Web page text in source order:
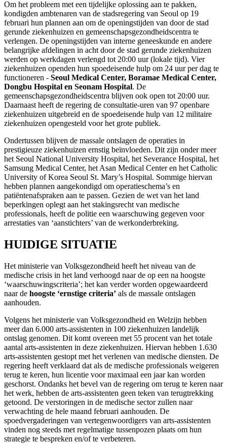
Om het probleem met een tijdelijke oplossing aan te pakken,
kondigden ambtenaren van de stadsregering van Seoul op 19
februari hun plannen aan om de openingstijden van door de stad
gerunde ziekenhuizen en gemeenschapsgezondheidscentra te
verlengen. De openingstijden van interne geneeskunde en andere
belangrijke afdelingen in acht door de stad gerunde ziekenhuizen
werden op werkdagen verlengd tot 20:00 uur (lokale tijd). Vier
ziekenhuizen openden hun spoedeisende hulp om 24 uur per dag te
functioneren - Seoul Medical Center, Boramae Medical Center,
Dongbu Hospital en Seonam Hospital. De
gemeenschapsgezondheidscentra blijven ook open tot 20:00 uur.
Daarnaast heeft de regering de consultatie-uren van 97 openbare
ziekenhuizen uitgebreid en de spoedeisende hulp van 12 militaire
ziekenhuizen opengesteld voor het grote publiek.
Ondertussen blijven de massale ontslagen de operaties in
prestigieuze ziekenhuizen ernstig beïnvloeden. Dit zijn onder meer
het Seoul National University Hospital, het Severance Hospital, het
Samsung Medical Center, het Asan Medical Center en het Catholic
University of Korea Seoul St. Mary’s Hospital. Sommige hiervan
hebben plannen aangekondigd om operatieschema’s en
patiëntenafspraken aan te passen. Gezien de wet van het land
beperkingen oplegt aan het stakingsrecht van medische
professionals, heeft de politie een waarschuwing gegeven voor
arrestaties van ‘aanstichters’ van de werkonderbreking.
HUIDIGE SITUATIE
Het ministerie van Volksgezondheid heeft het niveau van de
medische crisis in het land verhoogd naar de op een na hoogste
‘waarschuwingscriteria’; het kan verder worden opgewaardeerd
naar de hoogste ‘ernstige criteria’ als de massale ontslagen
aanhouden.
Volgens het ministerie van Volksgezondheid en Welzijn hebben
meer dan 6.000 arts-assistenten in 100 ziekenhuizen landelijk
ontslag genomen. Dit komt overeen met 55 procent van het totale
aantal arts-assistenten in deze ziekenhuizen. Hiervan hebben 1.630
arts-assistenten gestopt met het verlenen van medische diensten. De
regering heeft verklaard dat als de medische professionals weigeren
terug te keren, hun licentie voor maximaal een jaar kan worden
geschorst. Ondanks het bevel van de regering om terug te keren naar
het werk, hebben de arts-assistenten geen teken van terugtrekking
getoond. De verstoringen in de medische sector zullen naar
verwachting de hele maand februari aanhouden. De
spoedvergaderingen van vertegenwoordigers van arts-assistenten
vinden nog steeds met regelmatige tussenpozen plaats om hun
strategie te bespreken en/of te verbeteren.